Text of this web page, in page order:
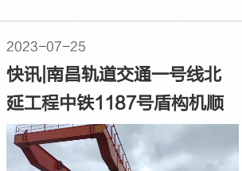
2023-07-25
快讯|南昌轨道交通一号线北
延工程中铁1187号盾构机顺
利始发